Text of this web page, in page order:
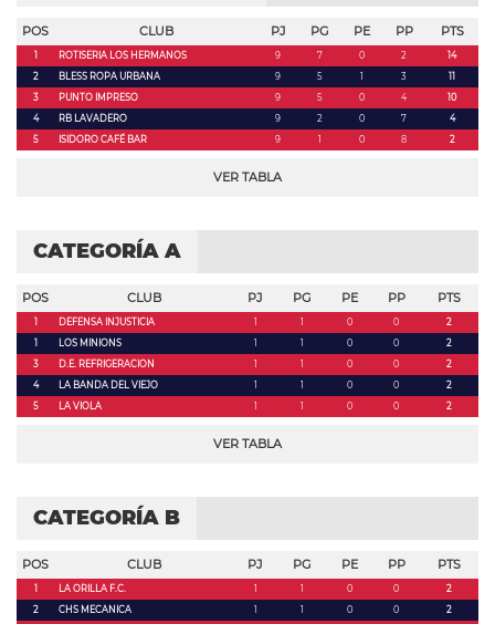
POS CLUB PJ PG PE PP PTS
1 ROTISERIA LOS HERMANOS 9 7 0 2
14
2
BLESS ROPA URBANA 9 5 1 3
11
3
PUNTO IMPRESO 9 5 0 4
10
4
RB LAVADERO 9 2 0 7
4
5
ISIDORO CAFÉ BAR 9 1 0 8 2
VER TABLA
CATEGORÍA A
POS CLUB PJ PG PE PP PTS
1 DEFENSA INJUSTICIA 1 1 0 0
2
1
LOS MINIONS 1 1 0 0
2
3
D.E. REFRIGERACION 1 1 0 0
2
4
LA BANDA DEL VIEJO 1 1 0 0
2
5
LA VIOLA 1 1 0 0 2
VER TABLA
CATEGORÍA B
POS CLUB PJ PG PE PP PTS
1 LA ORILLA F.C. 1 1 0 0
2
2
CHS MECANICA 1 1 0 0
2